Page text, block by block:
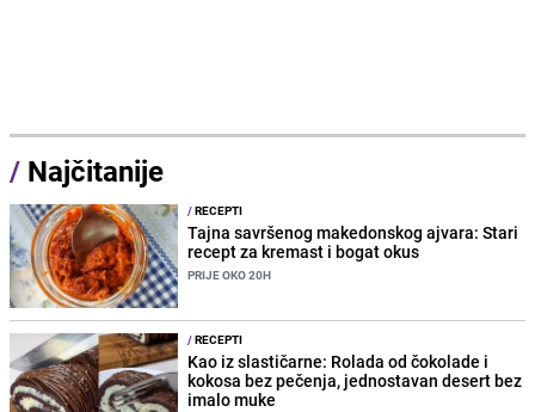
/ Najčitanije
/RECEPTI
Tajna savršenog makedonskog ajvara: Stari
recept za kremast i bogat okus
PRIJE OKO 20H
/RECEPTI
Kao iz slastičarne: Rolada od čokolade i
kokosa bez pečenja, jednostavan desert bez
imalo muke